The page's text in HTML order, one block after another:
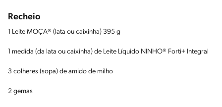
Recheio
1 Leite MOÇA® (lata ou caixinha) 395 g
1 medida (da lata ou caixinha) de Leite Líquido NINHO® Forti+ Integral
3 colheres (sopa) de amido de milho
2 gemas